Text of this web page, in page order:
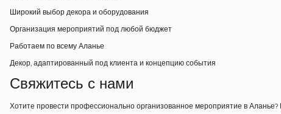
Широкий выбор декора и оборудования
Организация мероприятий под любой бюджет
Работаем по всему Аланье
Декор, адаптированный под клиента и концепцию события
Свяжитесь с нами
Хотите провести профессионально организованное мероприятие в